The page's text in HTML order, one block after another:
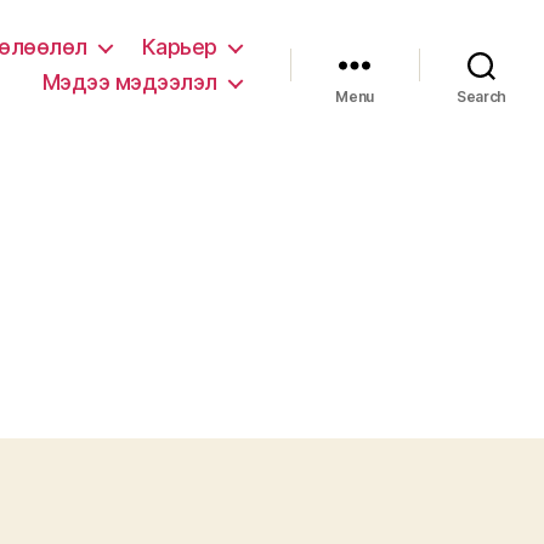
Карьер
Мэдээ мэдээлэл
Menu Search